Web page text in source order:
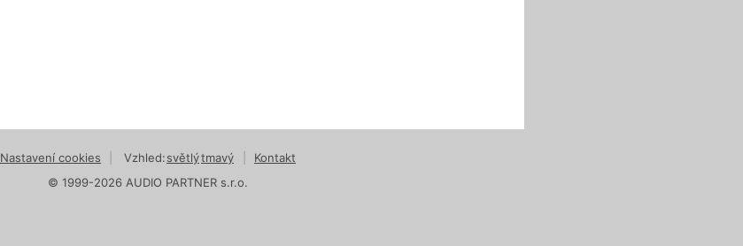
Nastavení cookies Vzhled:světlýtmavý
Kontakt
© 1999-2026 AUDIO PARTNER s.r.o.